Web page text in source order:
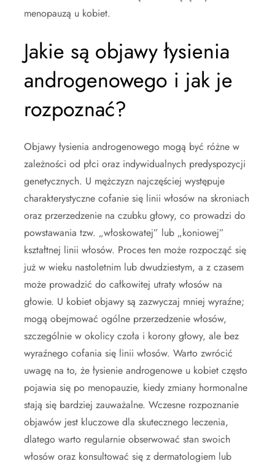
menopauzą u kobiet.
Jakie są objawy łysienia
androgenowego i jak je
rozpoznać?
Objawy łysienia androgenowego mogą być różne w
zależności od płci oraz indywidualnych predyspozycji
genetycznych. U mężczyzn najczęściej występuje
charakterystyczne cofanie się linii włosów na skroniach
oraz przerzedzenie na czubku głowy, co prowadzi do
powstawania tzw. „włoskowatej” lub „koniowej”
kształtnej linii włosów. Proces ten może rozpocząć się
już w wieku nastoletnim lub dwudziestym, a z czasem
może prowadzić do całkowitej utraty włosów na
głowie. U kobiet objawy są zazwyczaj mniej wyraźne;
mogą obejmować ogólne przerzedzenie włosów,
szczególnie w okolicy czoła i korony głowy, ale bez
wyraźnego cofania się linii włosów. Warto zwrócić
uwagę na to, że łysienie androgenowe u kobiet często
pojawia się po menopauzie, kiedy zmiany hormonalne
stają się bardziej zauważalne. Wczesne rozpoznanie
objawów jest kluczowe dla skutecznego leczenia,
dlatego warto regularnie obserwować stan swoich
włosów oraz konsultować się z dermatologiem lub